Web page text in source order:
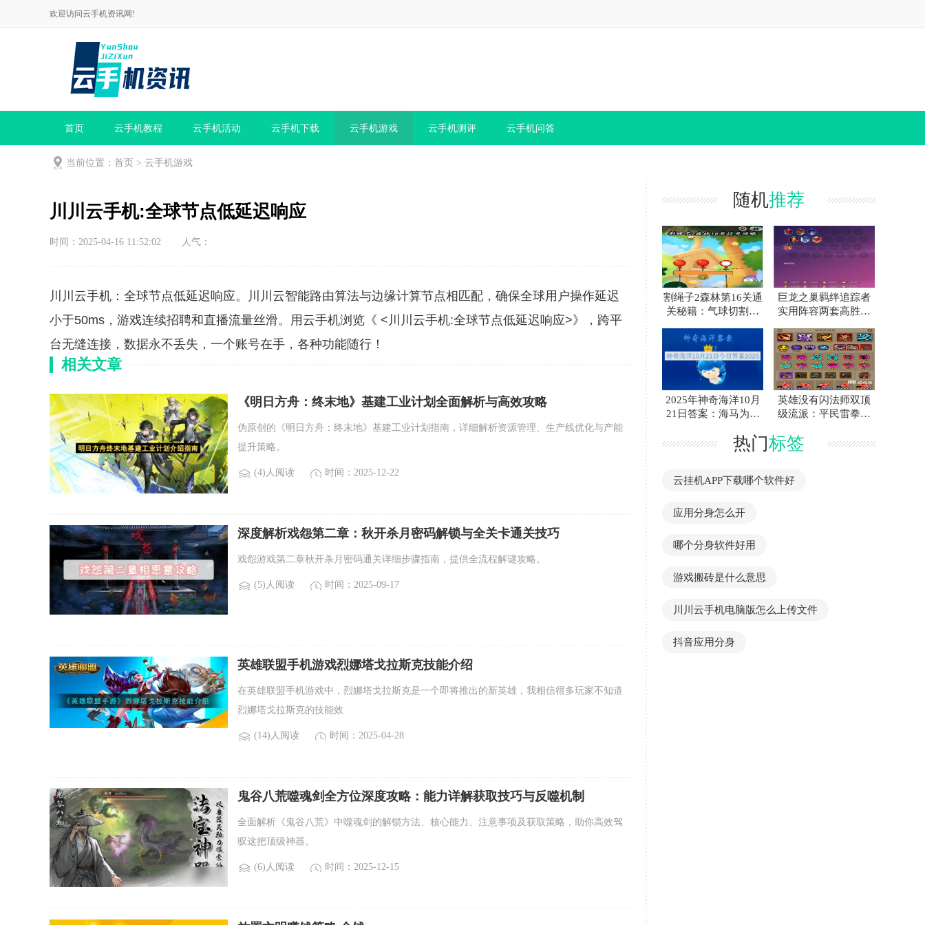
欢迎访问云手机资讯网!
首页 云手机教程 云手机活动 云手机下载 云手机游戏 云手机测评 云手机问答
当前位置： 首页 > 云手机游戏
川川云手机:全球节点低延迟响应
时间：2025-04-16 11:52:02 人气：
川川云手机：全球节点低延迟响应。川川云智能路由算法与边缘计算节点相匹配，确保全球用户操作延迟
小于50ms，游戏连续招聘和直播流量丝滑。用云手机浏览《 <川川云手机:全球节点低延迟响应>》，跨平
台无缝连接，数据永不丢失，一个账号在手，各种功能随行！
相关文章
《明日方舟：终末地》基建工业计划全面解析与高效攻略
伪原创的《明日方舟：终末地》基建工业计划指南，详细解析资源管理、生产线优化与产能
提升策略。
(4)人阅读 时间：2025-12-22
深度解析戏怨第二章：秋开杀月密码解锁与全关卡通关技巧
戏怨游戏第二章秋开杀月密码通关详细步骤指南，提供全流程解谜攻略。
(5)人阅读 时间：2025-09-17
英雄联盟手机游戏烈娜塔戈拉斯克技能介绍
在英雄联盟手机游戏中，烈娜塔戈拉斯克是一个即将推出的新英雄，我相信很多玩家不知道
烈娜塔戈拉斯克的技能效
(14)人阅读 时间：2025-04-28
鬼谷八荒噬魂剑全方位深度攻略：能力详解获取技巧与反噬机制
全面解析《鬼谷八荒》中噬魂剑的解锁方法、核心能力、注意事项及获取策略，助你高效驾
驭这把顶级神器。
(6)人阅读 时间：2025-12-15
随机推荐
割绳子2森林第16关通
关秘籍：气球切割关
巨龙之巢羁绊追踪者
实用阵容两套高胜率
2025年神奇海洋10月
21日答案：海马为何
英雄没有闪法师双顶
级流派：平民雷拳与
热门标签
云挂机APP下载哪个软件好
应用分身怎么开
哪个分身软件好用
游戏搬砖是什么意思
川川云手机电脑版怎么上传文件
抖音应用分身